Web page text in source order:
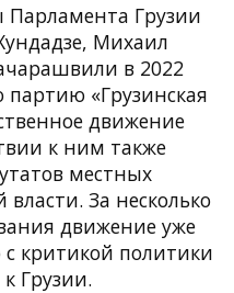
Грузии
Михаил
в 2022
«Грузинская
движение
к ним также
местных
За несколько
движение уже
критикой политики
Грузии.